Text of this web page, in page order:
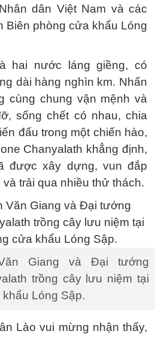
dân Việt Nam và các
Biên phòng cửa khẩu Lóng
hai nước láng giềng, có
dài hàng nghìn km. Nhấn
cùng chung vận mệnh và
sống chết có nhau, chia
đấu trong một chiến hào,
Chanyalath khẳng định,
được xây dựng, vun đắp
trải qua nhiều thử thách.
Giang và Đại tướng
trồng cây lưu niệm tại
Lóng Sập.
Lào vui mừng nhận thấy,